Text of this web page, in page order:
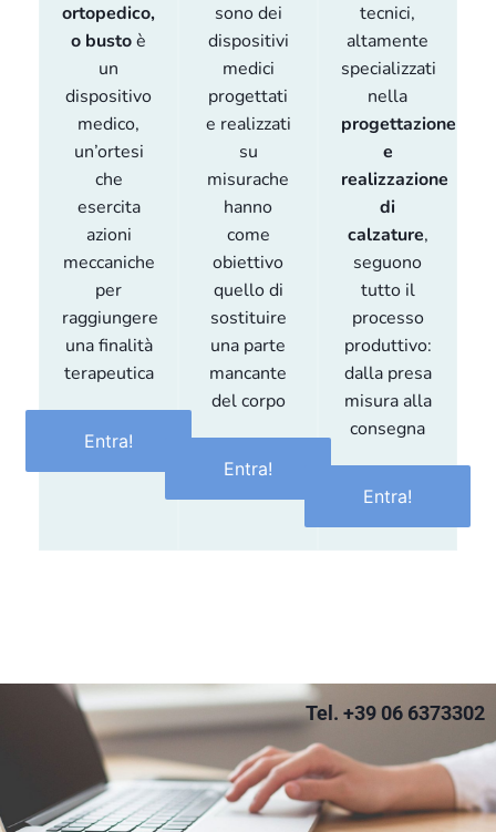
ortopedico,
o bustoè
un
dispositivo
medico,
un’ortesi
che
esercita
azioni
meccaniche
per
raggiungere
una finalità
terapeutica
Entra!
sono dei
dispositivi
medici
progettati
e realizzati
su
misurache
hanno
come
obiettivo
quello di
sostituire
una parte
mancante
del corpo
Entra!
tecnici,
altamente
specializzati
nella
progettazione
e
realizzazione
di
calzature,
seguono
tutto il
processo
produttivo:
dalla presa
misura alla
consegna
Entra!
Tel. +39 06 6373302